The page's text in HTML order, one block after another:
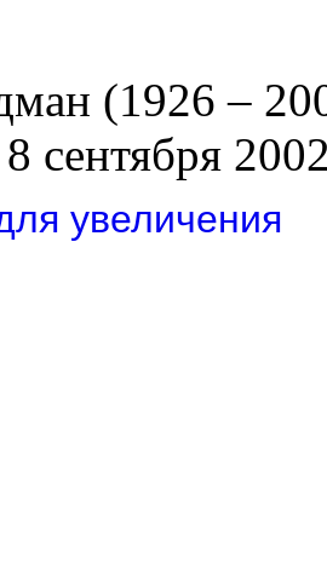
(1926 –
сентября